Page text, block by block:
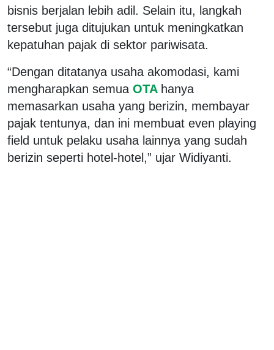
bisnis berjalan lebih adil. Selain itu, langkah
tersebut juga ditujukan untuk meningkatkan
kepatuhan pajak di sektor pariwisata.
“Dengan ditatanya usaha akomodasi, kami
mengharapkan semua OTA hanya
memasarkan usaha yang berizin, membayar
pajak tentunya, dan ini membuat even playing
field untuk pelaku usaha lainnya yang sudah
berizin seperti hotel-hotel,” ujar Widiyanti.